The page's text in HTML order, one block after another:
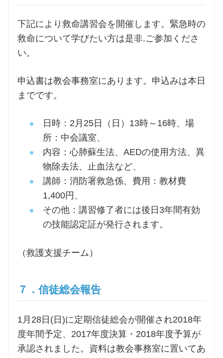
下記により救命講習会を開催します。緊急時の
救命について学びたい方は是非.ご参加くださ
い。
申込書は教会事務室にあります。申込みは本日
までです。
日時：2月25日（日）13時～16時、場
所：中会議室、
内容：心肺蘇生法、AEDの使用方法、異
物除去法、止血法など、
講師：消防署救急係、費用：教材費
1,400円、
その他：講習修了者には後日3年間有効
の技能認定証が発行されます。
（救護支援チーム）
７．信徒総会報告
1月28日(日)に定期信徒総会が開催され2018年
度年間予定、2017年度決算・2018年度予算が
承認されました。資料は教会事務室に置いてあ